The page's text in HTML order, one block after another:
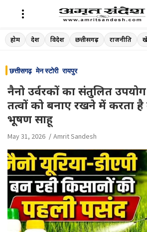
Skip
to
होम देश विदेश छत्तीसगढ़ राजनीति
छत्तीसगढ़ मेन स्टोरी रायपुर
नैनो उर्वरकों का संतुलित उपयोग
तत्वों को बनाए रखने में करता
भूषण साहू
May 31, 2026 Amrit Sandesh